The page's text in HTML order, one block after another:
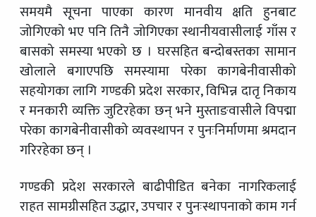
समयमै सूचना पाएका कारण मानवीय क्षति हुनबाट
जोगिएको भए पनि तिनै जोगिएका स्थानीयवासीलाई गाँस र
बासको समस्या भएको छ । घरसहित बन्दोबस्तका सामान
खोलाले बगाएपछि समस्यामा परेका कागबेनीवासीको
सहयोगका लागि गण्डकी प्रदेश सरकार, विभिन्न दातृ निकाय
र मनकारी व्यक्ति जुटिरहेका छन् भने मुस्ताङवासीले विपद्मा
परेका कागबेनीवासीको व्यवस्थापन र पुनःनिर्माणमा श्रमदान
गरिरहेका छन् ।
गण्डकी प्रदेश सरकारले बाढीपीडित बनेका नागरिकलाई
राहत सामग्रीसहित उद्धार, उपचार र पुनःस्थापनाको काम गर्न